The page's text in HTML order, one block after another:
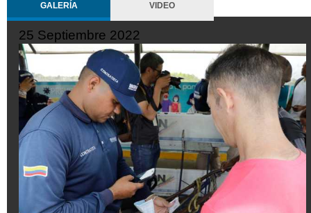
GALERÍA VIDEO
25 Septiembre 2022